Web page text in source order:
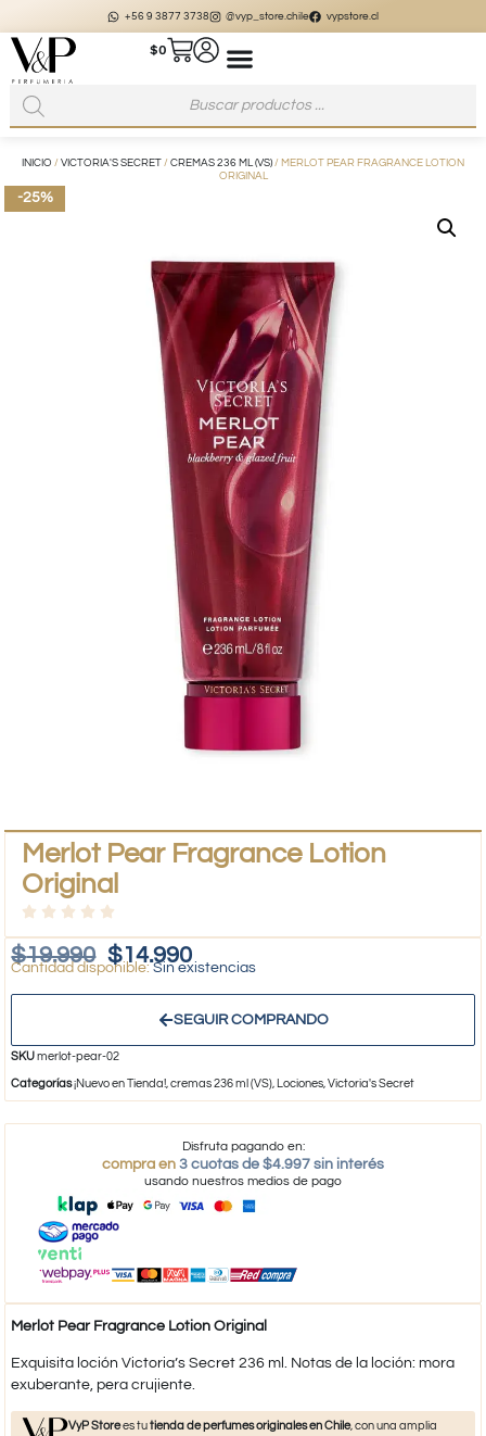
+56 9 3877 3738 @vyp_store.chile vypstore.cl
$0
INICIO / VICTORIA'S SECRET / CREMAS 236 ML (VS) / MERLOT PEAR FRAGRANCE LOTION
ORIGINAL
-25%
Merlot Pear Fragrance Lotion
Original
$19.990 $14.990
Sin existencias
SEGUIR COMPRANDO
SKUmerlot-pear-02
Categorías¡Nuevo en Tienda!,cremas 236 ml (VS), Lociones,Victoria's Secret
Disfruta pagando en:
compra en 3 cuotas de $4.997 sin interés
usando nuestros medios de pago
Merlot Pear Fragrance Lotion Original
Exquisita loción Victoria’s Secret 236 ml. Notas de la loción: mora
exuberante, pera crujiente.
VyP Storees tutienda de perfumes originales en Chile, con una amplia